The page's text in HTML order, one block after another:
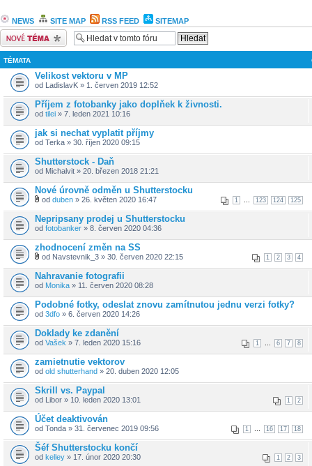
NEWS SITE MAP RSS FEED
SITEMAP
Odeslat nové téma
TÉMATA
Velikost vektoru v MP
od LadislavK » 1. červen 2019 12:52
Příjem z fotobanky jako doplňek k živnosti.
od tilei » 7. leden 2021 10:16
jak si nechat vyplatit příjmy
od Terka » 30. říjen 2020 09:15
Shutterstock - Daň
od Michalvit » 20. březen 2018 21:21
Nové úrovně odměn u Shutterstocku
1 123 124 125
od duben » 26. květen 2020 16:47
Nepripsany prodej u Shutterstocku
od fotobanker » 8. červen 2020 04:36
zhodnocení změn na SS
1 2 3 4
od Navstevnik_3 » 30. červen 2020 22:15
Nahravanie fotografii
od Monika » 11. červen 2020 08:28
Podobné fotky, odeslat znovu zamítnutou jednu verzi fotky?
od 3dfo » 6. červen 2020 14:26
Doklady ke zdanění
1 6 7 8
od Vašek » 7. leden 2020 15:16
zamietnutie vektorov
od old shutterhand » 20. duben 2020 12:05
Skrill vs. Paypal
1 2
od Libor » 10. leden 2020 13:01
Účet deaktivován
1 16 17 18
od Tonda » 31. červenec 2019 09:56
Šéf Shutterstocku končí
1 2 3
od kelley » 17. únor 2020 20:30